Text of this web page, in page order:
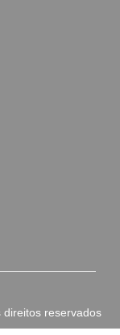
direitos reservados